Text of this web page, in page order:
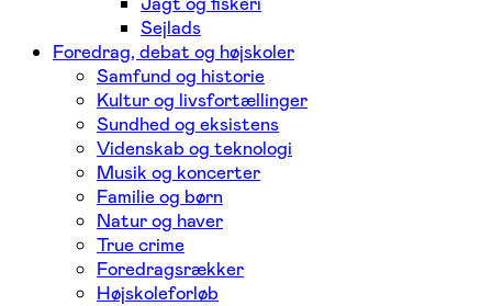
Sejlads
Foredrag, debat og højskoler
Samfund og historie
Kultur og livsfortællinger
Sundhed og eksistens
Videnskab og teknologi
Musik og koncerter
Familie og børn
Natur og haver
True crime
Foredragsrækker
Højskoleforløb